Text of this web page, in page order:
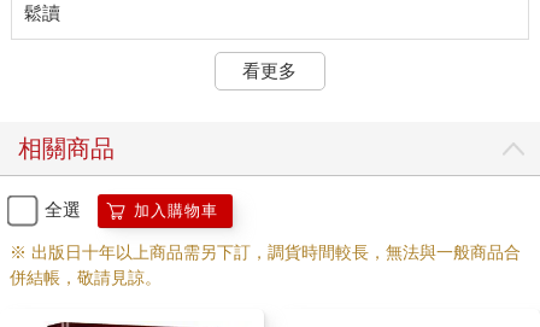
鬆讀
看更多
相關商品
全選 加入購物車
※ 出版日十年以上商品需另下訂，調貨時間較長，無法與一般商品合
併結帳，敬請見諒。